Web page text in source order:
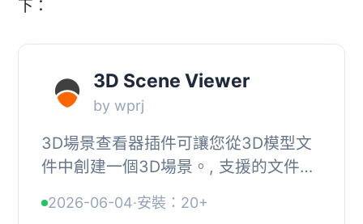
下：
3D Scene Viewer
by wprj
3D場景查看器插件可讓您從3D模型文
件中創建一個3D場景。, 支援的文件類
FBX v6400或更新版本（二進位）。, ,
2026-06-04·安裝：20+